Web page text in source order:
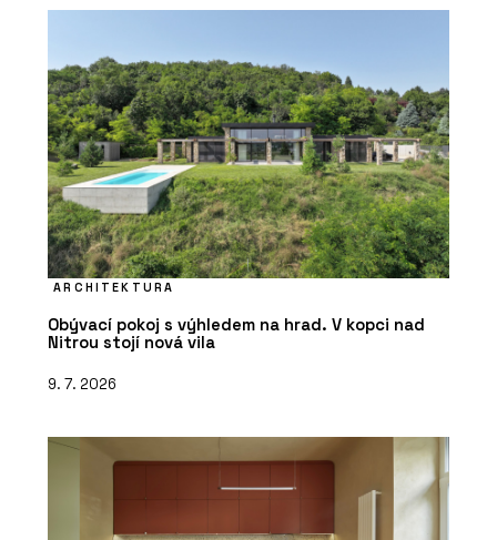
ARCHITEKTURA
Obývací pokoj s výhledem na hrad. V kopci nad
Nitrou stojí nová vila
9. 7. 2026